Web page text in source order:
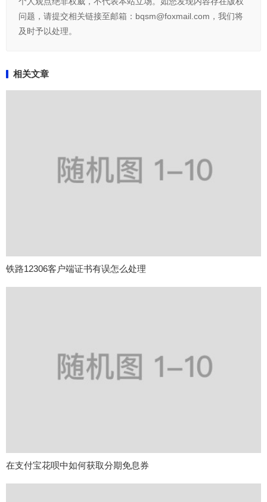
问题，请提交相关链接至邮箱：bqsm@foxmail.com，我们将
及时予以处理。
相关文章
铁路12306客户端证书有误怎么处理
在支付宝花呗中如何获取分期免息券